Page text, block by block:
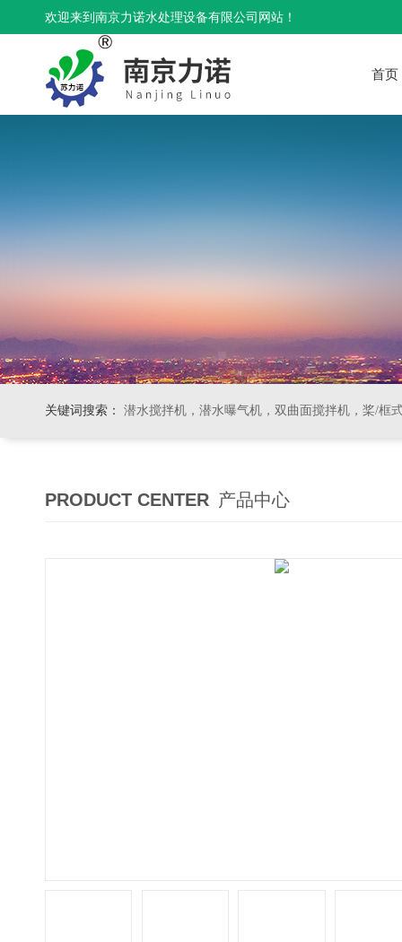
欢迎来到南京力诺水处理设备有限公司网站！
首页
关键词搜索： 潜水搅拌机，潜水曝气机，双曲面搅拌机，桨/框式搅拌
PRODUCT CENTER 产品中心